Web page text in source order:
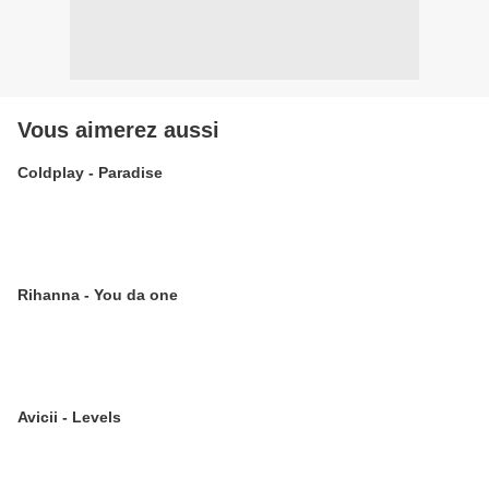
Vous aimerez aussi
Coldplay - Paradise
Rihanna - You da one
Avicii - Levels